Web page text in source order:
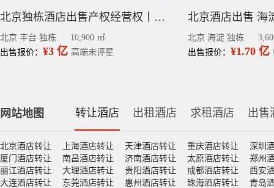
北京独栋酒店出售产权经营权丨丰台科技园区1.09万平
北京 丰台 独栋
10,900 ㎡
出售报价： ¥3 亿 高端未评星
北京酒店出售 海
北京 海淀 独栋
出售报价： ¥1.70 亿
网站地图 转让酒店 出租酒店 求租酒店 出售
北京酒店转让 上海酒店转让 天津酒店转让 重庆酒店转让
深圳
厦门酒店转让
南昌酒店转让 济南酒店转让 太原酒店转让
郑州
丽江酒店转让
大理酒店转让 贵阳酒店转让 成都酒店转让
西安
大连酒店转让
东莞酒店转让 惠州酒店转让 珠海酒店转让 青岛